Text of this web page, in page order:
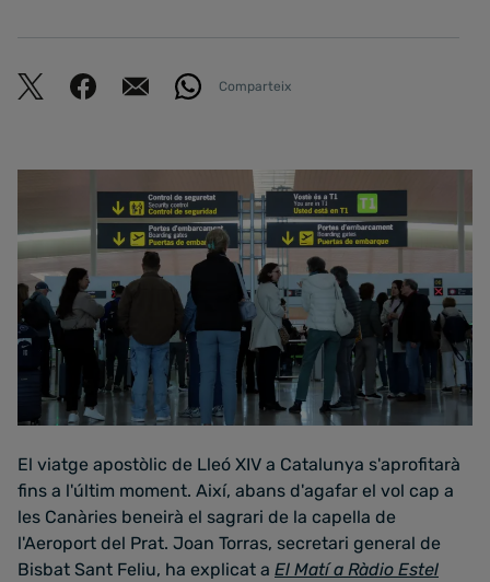
Comparteix
El viatge apostòlic de Lleó XIV a Catalunya s'aprofitarà
fins a l'últim moment. Així, abans d'agafar el vol cap a
les Canàries beneirà el sagrari de la capella de
l'Aeroport del Prat. Joan Torras, secretari general de
Bisbat Sant Feliu, ha explicat a El Matí a Ràdio Estel